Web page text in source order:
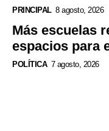
PRINCIPAL 8 agosto, 2026
Más escuelas
espacios para
POLÍTICA 7 agosto, 2026